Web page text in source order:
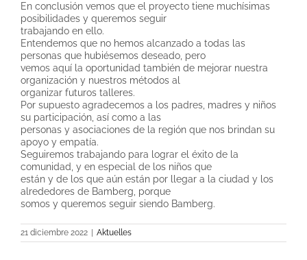
En conclusión vemos que el proyecto tiene muchísimas
posibilidades y queremos seguir
trabajando en ello.
Entendemos que no hemos alcanzado a todas las
personas que hubiésemos deseado, pero
vemos aquí la oportunidad también de mejorar nuestra
organización y nuestros métodos al
organizar futuros talleres.
Por supuesto agradecemos a los padres, madres y niños
su participación, así como a las
personas y asociaciones de la región que nos brindan su
apoyo y empatía.
Seguiremos trabajando para lograr el éxito de la
comunidad, y en especial de los niños que
están y de los que aún están por llegar a la ciudad y los
alrededores de Bamberg, porque
somos y queremos seguir siendo Bamberg.
21 diciembre 2022 Aktuelles